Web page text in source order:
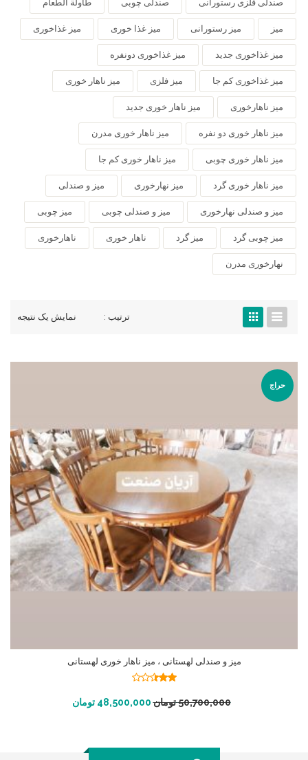
صندلی فلزی رستورانی صندلی چوبی طاولة الطعام
میز میز رستورانی میز غذا خوری میز غذاخوری
میز غذاخوری جدید میز غذاخوری دونفره
میز غذاخوری کم جا میز فلزی میز ناهار خوری
میز ناهارخوری میز ناهار خوری جدید
میز ناهار خوری دو نفره میز ناهار خوری مدرن
میز ناهار خوری چوبی میز ناهار خوری کم جا
میز ناهار خوری گرد میز نهارخوری میز و صندلی
میز و صندلی نهارخوری میز و صندلی چوبی میز چوبی
میز چوبی گرد میز گرد ناهار خوری ناهارخوری
نهارخوری مدرن
نمایش یک نتیجه ترتیب :
حراج
میز و صندلی لهستانی ، میز ناهار خوری لهستانی
از 5 50,700,000تومان 48,500,000 تومان افزودن به سبد خرید